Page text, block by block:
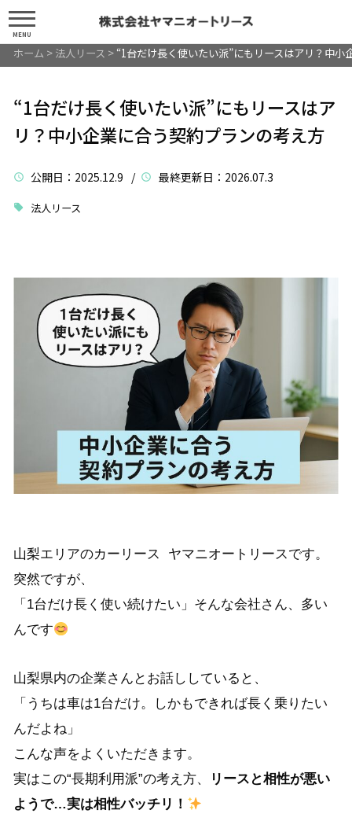
MENU
ホーム > 法人リース > “1台だけ長く使いたい派”にもリースはアリ？中小
“1台だけ長く使いたい派”にもリースはア
リ？中小企業に合う契約プランの考え方
公開日 ：2025.12.9 / 最終更新日 ：2026.07.3
法人リース
山梨エリアのカーリース ヤマニオートリースです。
突然ですが、
「1台だけ長く使い続けたい」そんな会社さん、多い
んです
山梨県内の企業さんとお話ししていると、
「うちは車は1台だけ。しかもできれば長く乗りたい
んだよね」
こんな声をよくいただきます。
実はこの“長期利用派”の考え方、
リースと相性が悪い
ようで…実は相性バッチリ！